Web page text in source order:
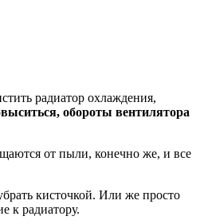
радиатор охлаждения,
обороты вентилятора
от пыли, конечно же, и все
кисточкой. Или же просто
к радиатору.